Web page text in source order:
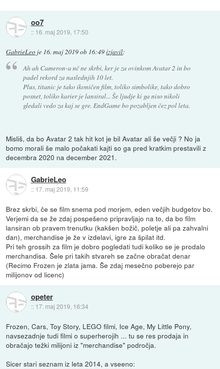
oo7
:: 16. maj 2019, 17:50
GabrieLeo je 16. maj 2019 ob 16:49izjavil:
Ah ah Cameron-a nč ne skrbi, ker je za ovinkom Avatar 2 in bo
padel rekord za naslednjih 10 let.
Plus, titanic je tako ikoničen film, toliko simbolike, tako dobro
posnet, toliko karier je lansiral... Še ljudje ki ga niso nikoli
gledali vedo za kaj se gre. EndGame bo pozabljen čez pol leta.
Misliš, da bo Avatar 2 tak hit kot je bil Avatar ali še večji ? No ja
bomo morali še malo počakati kajti so ga pred kratkim prestavili z
decembra 2020 na december 2021.
GabrieLeo
:: 17. maj 2019, 11:59
Brez skrbi, če se film snema pod morjem, eden večjih budgetov bo.
Verjemi da se že zdaj pospešeno pripravljajo na to, da bo film
lansiran ob pravem trenutku (kakšen božič, poletje ali pa zahvalni
dan), merchandise je že v izdelavi, igre za špilat itd.
Pri teh grossih za film je dobro pogledati tudi koliko se je prodalo
merchandisa. Šele pri takih stvareh se začne obračat denar
(Recimo Frozen je zlata jama. Še zdaj mesečno poberejo par
milijonov od licenc)
opeter
:: 17. maj 2019, 16:34
Frozen, Cars, Toy Story, LEGO filmi, Ice Age, My Little Pony,
navsezadnje tudi filmi o superherojih ... tu se res prodaja in
obračajo težki milijoni iz "merchandise" področja.
Sicer stari seznam iz leta 2014, a vseeno: